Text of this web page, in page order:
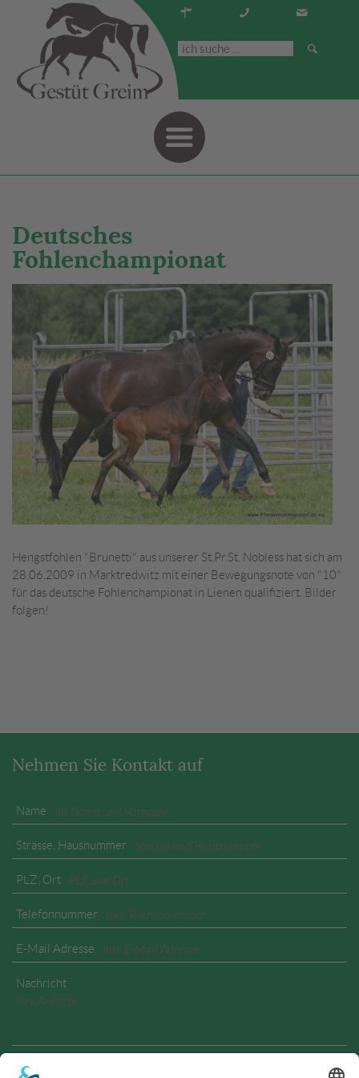
Deutsches
Fohlenchampionat
Hengstfohlen "Brunetti" aus unserer St.Pr.St. Nobless hat sich am
28.06.2009 in Marktredwitz mit einer Bewegungsnote von "10"
für das deutsche Fohlenchampionat in Lienen qualifiziert. Bilder
folgen!
Nehmen Sie Kontakt auf
Name
Strasse, Hausnummer
PLZ, Ort
Telefonnummer
E-Mail Adresse
Nachricht
Geben Sie den angezeigten Text ein